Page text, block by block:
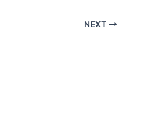
NEXT